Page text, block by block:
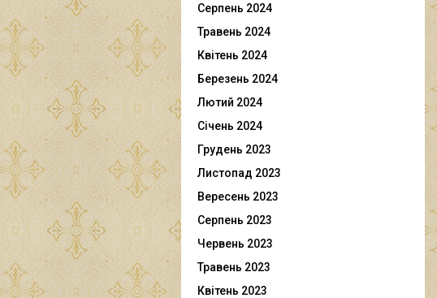
Серпень 2024
Травень 2024
Квітень 2024
Березень 2024
Лютий 2024
Січень 2024
Грудень 2023
Листопад 2023
Вересень 2023
Серпень 2023
Червень 2023
Травень 2023
Квітень 2023